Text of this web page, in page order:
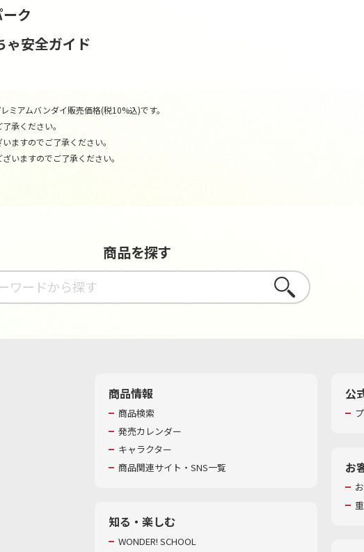
ク
ゃ安全ガイド
アムバンダイ販売価格(税10%込)です。
承ください。
ますのでご了承ください。
いますのでご了承ください。
商品を探す
さがす
商品情報
商品検索
発売カレンダー
キャラクター
商品関連サイト・SNS一覧
知る・楽しむ
WONDER! SCHOOL
公
お